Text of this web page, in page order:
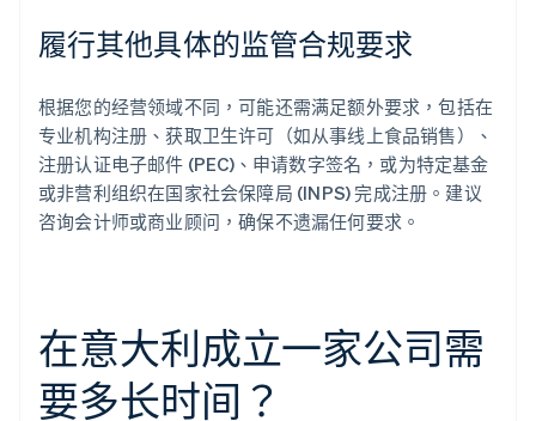
履行其他具体的监管合规要求
根据您的经营领域不同，可能还需满足额外要求，包括在
专业机构注册、获取卫生许可（如从事线上食品销售）、
注册认证电子邮件 (PEC)、申请数字签名，或为特定基金
或非营利组织在国家社会保障局 (INPS) 完成注册。建议
咨询会计师或商业顾问，确保不遗漏任何要求。
在意大利成立一家公司需
要多长时间？